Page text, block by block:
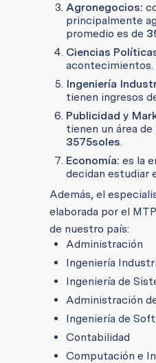
Agronegocios:
principalmente
promedio es de
Ciencias
acontecimientos.
Ingeniería
tienen ingresos
Publicidad y
tienen un área
3575soles.
Economía: es la
decidan estudiar
Además, el
elaborada por el
de nuestro país:
Administración
Ingeniería
Ingeniería de
Administración
Ingeniería de
Contabilidad
Computación e